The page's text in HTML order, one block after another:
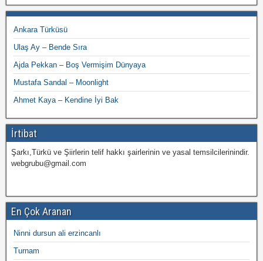
Ankara Türküsü
Ulaş Ay – Bende Sıra
Ajda Pekkan – Boş Vermişim Dünyaya
Mustafa Sandal – Moonlight
Ahmet Kaya – Kendine İyi Bak
İrtibat
Şarkı,Türkü ve Şiirlerin telif hakkı şairlerinin ve yasal temsilcilerinindir.
webgrubu@gmail.com
En Çok Aranan
Ninni dursun ali erzincanlı
Turnam